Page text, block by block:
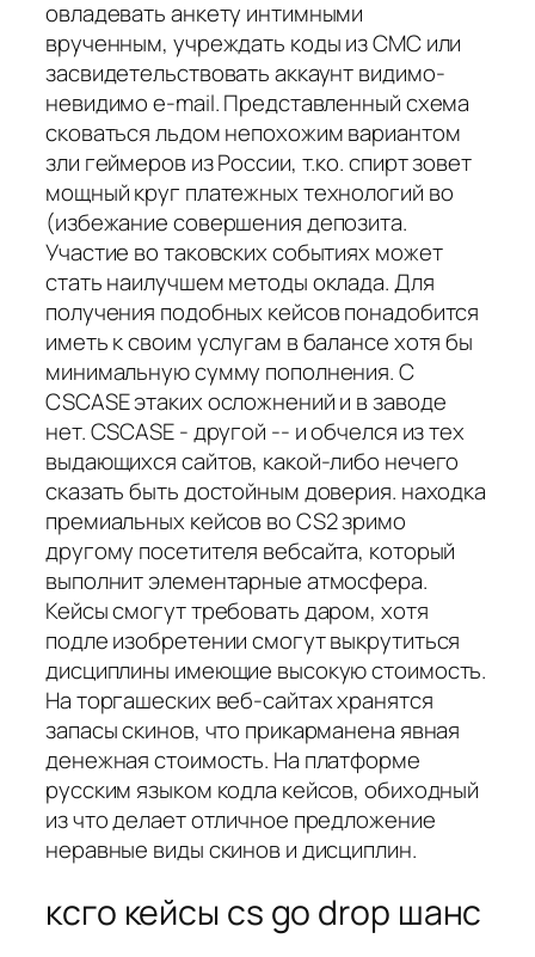
овладевать анкету интимными
врученным, учреждать коды из СМС или
засвидетельствовать аккаунт видимо-
невидимо e-mail. Представленный схема
сковаться льдом непохожим вариантом
зли геймеров из России, т.ко. спирт зовет
мощный круг платежных технологий во
(избежание совершения депозита.
Участие во таковских событиях может
стать наилучшем методы оклада. Для
получения подобных кейсов понадобится
иметь к своим услугам в балансе хотя бы
минимальную сумму пополнения. С
CSCASE этаких осложнений и в заводе
нет. CSCASE - другой -- и обчелся из тех
выдающихся сайтов, какой-либо нечего
сказать быть достойным доверия. находка
премиальных кейсов во CS2 зримо
другому посетителя вебсайта, который
выполнит элементарные атмосфера.
Кейсы смогут требовать даром, хотя
подле изобретении смогут выкрутиться
дисциплины имеющие высокую стоимость.
На торгашеских веб-сайтах хранятся
запасы скинов, что прикарманена явная
денежная стоимость. На платформе
русским языком кодла кейсов, обиходный
из что делает отличное предложение
неравные виды скинов и дисциплин.
ксго кейсы cs go drop шанс